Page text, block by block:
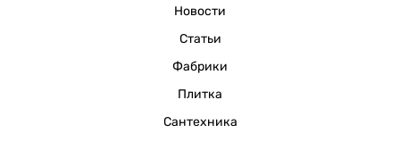
Новости
Статьи
Фабрики
Плитка
Сантехника